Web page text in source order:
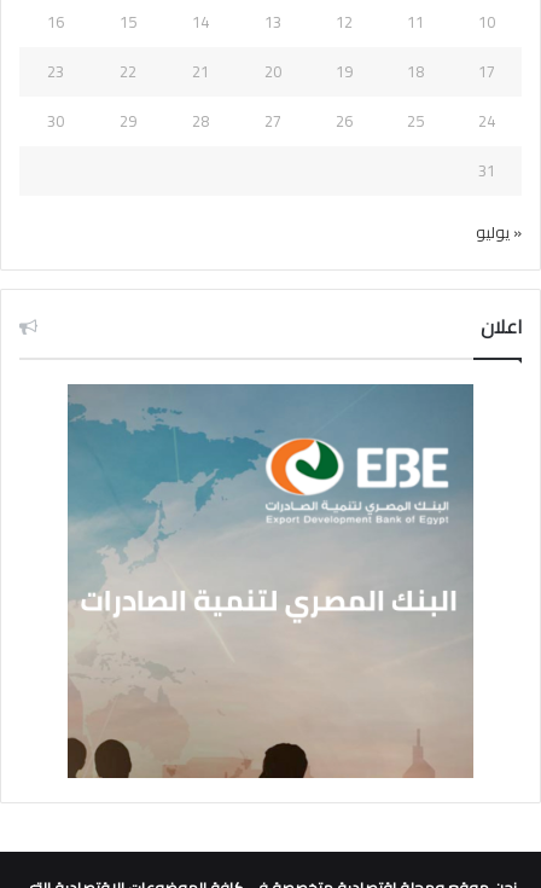
10
11
12
13
14
15
16
17
18
19
20
21
22
23
24
25
26
27
28
29
30
31
« يوليو
اعلان